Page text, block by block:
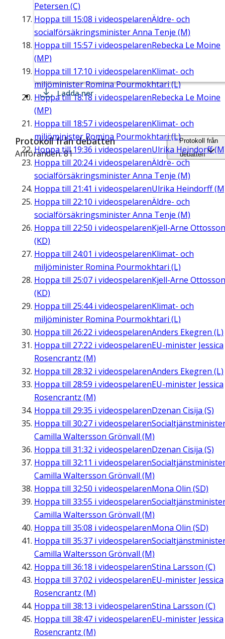
Petersen (C)
Hoppa till 15:08 i videospelarenÄldre- och
socialförsäkringsminister Anna Tenje (M)
Hoppa till 15:57 i videospelarenRebecka Le Moine
(MP)
Hoppa till 17:10 i videospelarenKlimat- och
miljöminister Romina Pourmokhtari (L)
Hoppa till18:18 i videospelarenRebecka Le Moine
(MP)
Hoppa till 18:57 i videospelarenKlimat- och
miljöminister Romina Pourmokhtari (L)
Hoppa till 19:36 i videospelarenUlrika Heindorff
Hoppa till 20:24i videospelarenÄldre- och
socialförsäkringsminister Anna Tenje (M)
Hoppa till 21:41 i videospelarenUlrika Heindorff
Hoppa till 22:10 i videospelarenÄldre- och
socialförsäkringsminister Anna Tenje (M)
Hoppa till 22:50 i videospelarenKjell-Arne Ottosson
(KD)
Hoppa till 24:01 i videospelarenKlimat- och
miljöminister Romina Pourmokhtari (L)
Hoppa till 25:07 i videospelarenKjell-Arne Ottosson
(KD)
Hoppa till 25:44i videospelarenKlimat- och
miljöminister Romina Pourmokhtari (L)
Hoppa till 26:22 i videospelarenAnders Ekegren (L)
Hoppa till 27:22 i videospelarenEU-minister Jessica
Rosencrantz (M)
Hoppa till 28:32 i videospelarenAnders Ekegren (L)
Hoppa till 28:59 i videospelarenEU-minister Jessica
Rosencrantz (M)
Hoppa till 29:35 i videospelarenDzenan Cisija (S)
Hoppa till 30:27 i videospelaren
Camilla Waltersson Grönvall (M)
Hoppa till 31:32 i videospelarenDzenan Cisija (S)
Hoppa till 32:11 i videospelaren
Camilla Waltersson Grönvall (M)
Hoppa till 32:50 i videospelarenMona Olin (SD)
Hoppa till 33:55 i videospelaren
Camilla Waltersson Grönvall (M)
Hoppa till 35:08 i videospelarenMona Olin (SD)
Hoppa till 35:37 i videospelaren
Camilla Waltersson Grönvall (M)
Hoppa till 36:18 i videospelarenStina Larsson (C)
Hoppa till 37:02 i videospelarenEU-minister Jessica
Rosencrantz (M)
Hoppa till 38:13 i videospelarenStina Larsson (C)
Hoppa till 38:47 i videospelarenEU-minister Jessica
Rosencrantz (M)
Ladda ner
Protokoll från debatten
Anföranden: 81
Protokoll från
debatten